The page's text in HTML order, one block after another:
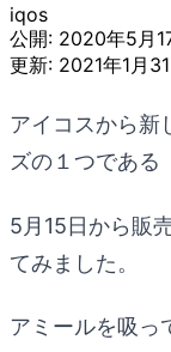
iqos
公開: 2020年5月
更新: 2021年1月
アイコスから新
ズの１つである
5月15日から販
てみました。
アミールを吸っ